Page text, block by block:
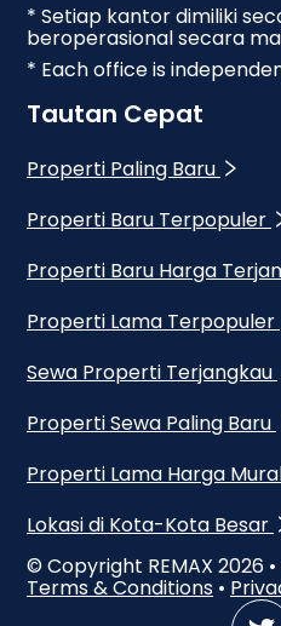
* Setiap kantor dimiliki
beroperasional secara
* Each office is
Tautan Cepat
Properti Paling Baru
Properti Baru Terpopuler
Properti Baru Harga
Properti Lama Terpopuler
Sewa Properti Terjangkau
Properti Sewa Paling Baru
Properti Lama Harga
Lokasi di Kota-Kota Besar
© Copyright REMAX 2026
Terms & Conditions •